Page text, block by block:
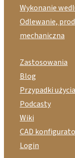
Wykonanie
Odlewanie,
mechaniczna
Zastosowania
Blog
Przypadki użycia
Podcasty
Wiki
CAD
Login